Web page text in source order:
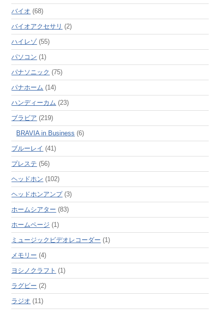
バイオ (68)
バイオアクセサリ (2)
ハイレゾ(55)
パソコン (1)
パナソニック (75)
パナホーム (14)
ハンディーカム (23)
ブラビア (219)
BRAVIA in Business (6)
ブルーレイ (41)
プレステ (56)
ヘッドホン (102)
ヘッドホンアンプ(3)
ホームシアター (83)
ホームページ (1)
ミュージックビデオレコーダー (1)
メモリー (4)
ヨシノクラフト (1)
ラグビー (2)
ラジオ (11)